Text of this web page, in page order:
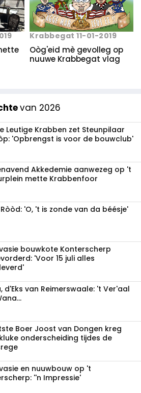
Krabbegat 11-01-2019
Oòg'eid mè gevolleg op
nuuwe Krabbegat vlag
van 2026
Leutige Krabben zet Steunpilaar
'Opbrengst is voor de bouwclub'
Akkedemie aanwezeg op 't
mette Krabbenfoor
'O, 't is zonde van da béésje'
bouwkote Konterscherp
'Voor 15 juli alles
d'Eks van Reimerswaale: 't Ver'aal
Boer Joost van Dongen kreg
onderscheiding tijdes de
en nuuwbouw op 't
''n Impressie'